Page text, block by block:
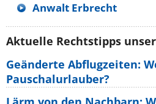
Anwalt Erbrecht
Aktuelle Rechtstipps
Geänderte Abflugzeiten:
Pauschalurlauber?